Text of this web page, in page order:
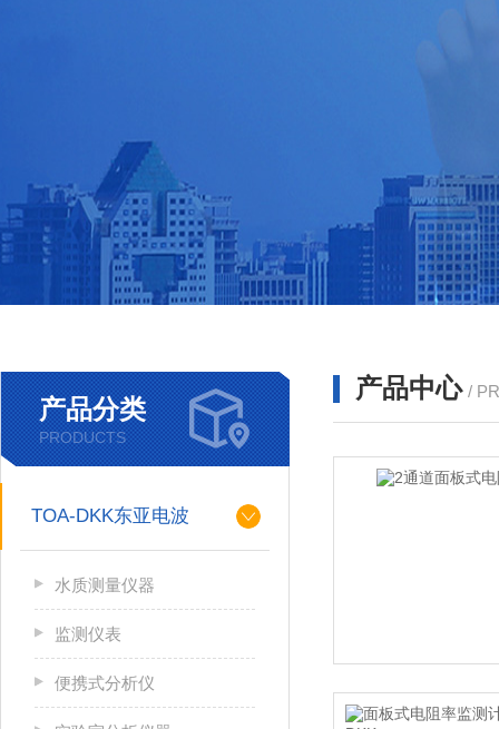
产品分类
PRODUCTS
TOA-DKK东亚电波
水质测量仪器
监测仪表
便携式分析仪
产品中心 /